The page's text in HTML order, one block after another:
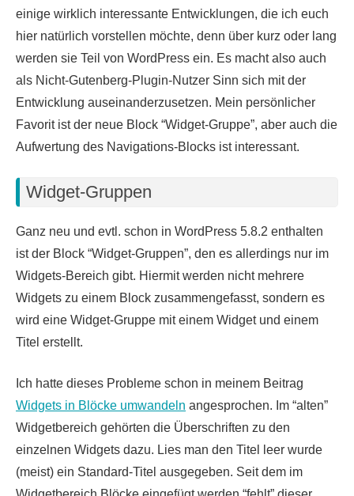
einige wirklich interessante Entwicklungen, die ich euch
hier natürlich vorstellen möchte, denn über kurz oder lang
werden sie Teil von WordPress ein. Es macht also auch
als Nicht-Gutenberg-Plugin-Nutzer Sinn sich mit der
Entwicklung auseinanderzusetzen. Mein persönlicher
Favorit ist der neue Block “Widget-Gruppe”, aber auch die
Aufwertung des Navigations-Blocks ist interessant.
Widget-Gruppen
Ganz neu und evtl. schon in WordPress 5.8.2 enthalten
ist der Block “Widget-Gruppen”, den es allerdings nur im
Widgets-Bereich gibt. Hiermit werden nicht mehrere
Widgets zu einem Block zusammengefasst, sondern es
wird eine Widget-Gruppe mit einem Widget und einem
Titel erstellt.
Ich hatte dieses Probleme schon in meinem Beitrag
Widgets in Blöcke umwandeln angesprochen. Im “alten”
Widgetbereich gehörten die Überschriften zu den
einzelnen Widgets dazu. Lies man den Titel leer wurde
(meist) ein Standard-Titel ausgegeben. Seit dem im